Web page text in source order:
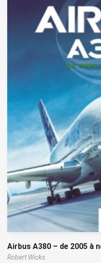
Airbus A380 – de 2005 à
Robert Wicks